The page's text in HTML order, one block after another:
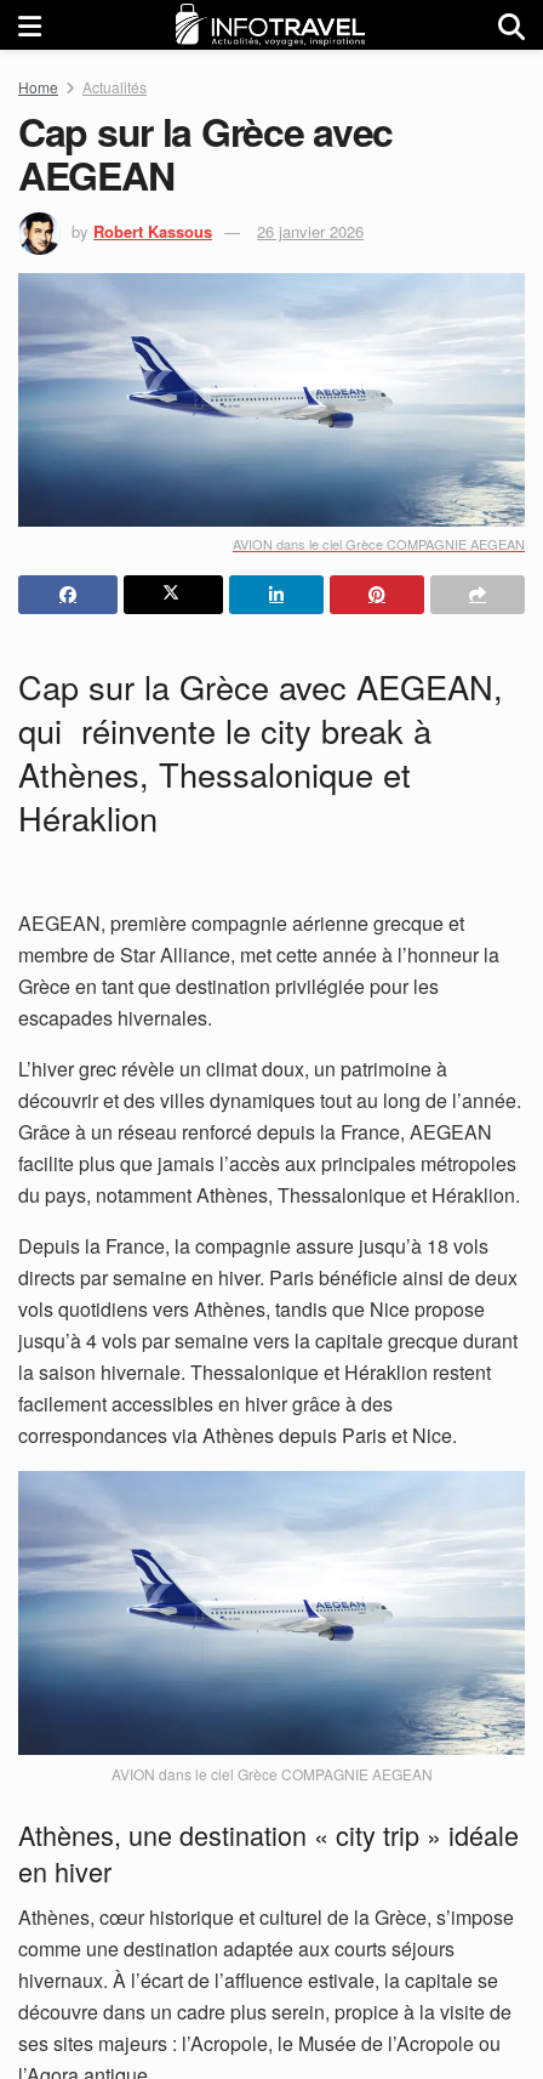
Home Actualités
Cap sur la Grèce avec
AEGEAN
by Robert Kassous 26 janvier 2026
AVION dans le ciel Grèce COMPAGNIE AEGEAN
Cap sur la Grèce avec AEGEAN,
qui réinvente le city break à
Athènes, Thessalonique et
Héraklion
AEGEAN, première compagnie aérienne grecque et
membre de Star Alliance, met cette année à l’honneur la
Grèce en tant que destination privilégiée pour les
escapades hivernales.
L’hiver grec révèle un climat doux, un patrimoine à
découvrir et des villes dynamiques tout au long de l’année.
Grâce à un réseau renforcé depuis la France, AEGEAN
facilite plus que jamais l’accès aux principales métropoles
du pays, notamment Athènes, Thessalonique et Héraklion.
Depuis la France, la compagnie assure jusqu’à 18 vols
directs par semaine en hiver. Paris bénéficie ainsi de deux
vols quotidiens vers Athènes, tandis que Nice propose
jusqu’à 4 vols par semaine vers la capitale grecque durant
la saison hivernale. Thessalonique et Héraklion restent
facilement accessibles en hiver grâce à des
correspondances via Athènes depuis Paris et Nice.
AVION dans le ciel Grèce COMPAGNIE AEGEAN
Athènes, une destination « city trip » idéale
en hiver
Athènes, cœur historique et culturel de la Grèce, s’impose
comme une destination adaptée aux courts séjours
hivernaux. À l’écart de l’affluence estivale, la capitale se
découvre dans un cadre plus serein, propice à la visite de
ses sites majeurs : l’Acropole, le Musée de l’Acropole ou